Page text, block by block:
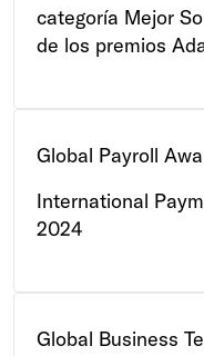
categoría Mejor
de los premios
Global Payroll
International
2024
Global Business